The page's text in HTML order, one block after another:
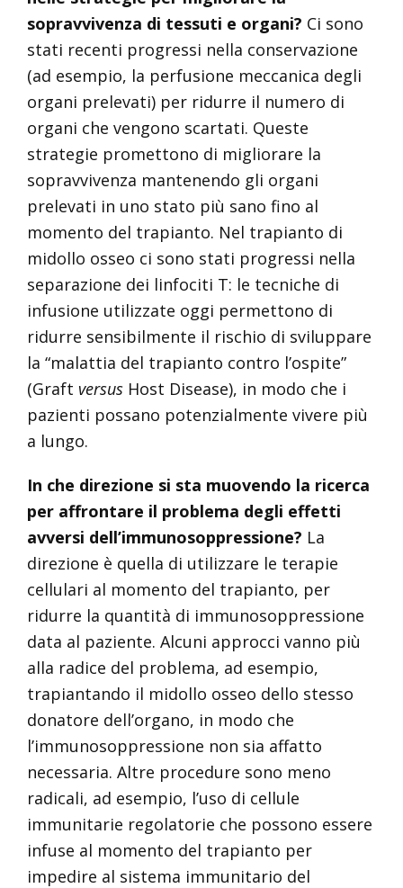
sopravvivenza di tessuti e organi? Ci sono
stati recenti progressi nella conservazione
(ad esempio, la perfusione meccanica degli
organi prelevati) per ridurre il numero di
organi che vengono scartati. Queste
strategie promettono di migliorare la
sopravvivenza mantenendo gli organi
prelevati in uno stato più sano fino al
momento del trapianto. Nel trapianto di
midollo osseo ci sono stati progressi nella
separazione dei linfociti T: le tecniche di
infusione utilizzate oggi permettono di
ridurre sensibilmente il rischio di sviluppare
la “malattia del trapianto contro l’ospite”
(Graft versusHost Disease), in modo che i
pazienti possano potenzialmente vivere più
a lungo.
In che direzione si sta muovendo la ricerca
per affrontare il problema degli effetti
avversi dell’immunosoppressione? La
direzione è quella di utilizzare le terapie
cellulari al momento del trapianto, per
ridurre la quantità di immunosoppressione
data al paziente. Alcuni approcci vanno più
alla radice del problema, ad esempio,
trapiantando il midollo osseo dello stesso
donatore dell’organo, in modo che
l’immunosoppressione non sia affatto
necessaria. Altre procedure sono meno
radicali, ad esempio, l’uso di cellule
immunitarie regolatorie che possono essere
infuse al momento del trapianto per
impedire al sistema immunitario del